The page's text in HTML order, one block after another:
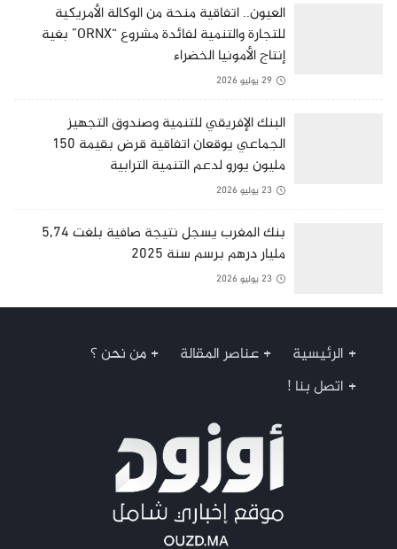
العيون.. اتفاقية منحة من الوكالة الأمريكية
للتجارة والتنمية لفائدة مشروع “ORNX” بغية
إنتاج الأمونيا الخضراء
29 يوليو 2026
البنك الإفريقي للتنمية وصندوق التجهيز
الجماعي يوقعان اتفاقية قرض بقيمة 150
مليون يورو لدعم التنمية الترابية
23 يوليو 2026
بنك المغرب يسجل نتيجة صافية بلغت 5,74
مليار درهم برسم سنة 2025
23 يوليو 2026
الرئيسية عناصر المقالة
من نحن ؟
اتصل بنا !